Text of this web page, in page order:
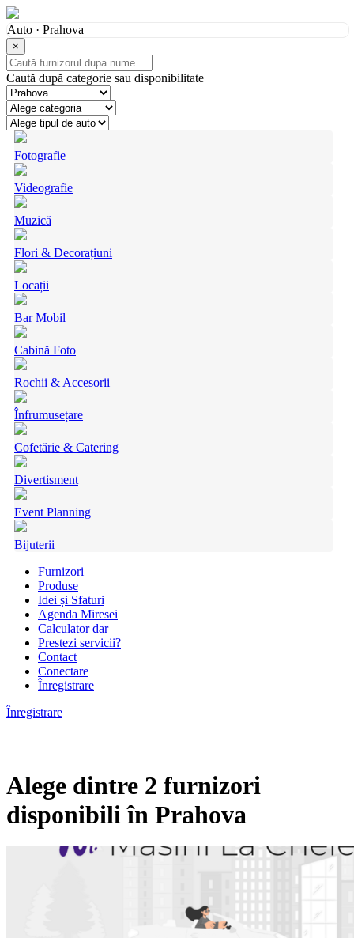
Auto · Prahova
×
Caută după categorie sau disponibilitate
Fotografie
Videografie
Muzică
Flori & Decorațiuni
Locații
Bar Mobil
Cabină Foto
Rochii & Accesorii
Înfrumusețare
Cofetărie & Catering
Divertisment
Event Planning
Bijuterii
Furnizori
Produse
Idei și Sfaturi
Agenda Miresei
Calculator dar
Prestezi servicii?
Contact
Conectare
Înregistrare
Înregistrare
Alege dintre 2 furnizori
disponibili în Prahova